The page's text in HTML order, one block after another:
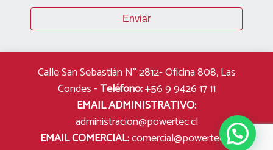
Calle San Sebastián N° 2812- Oficina 808, Las
Condes-Teléfono:+56 9 9426 17 11
EMAIL ADMINISTRATIVO:
administracion@powertec.cl
EMAIL COMERCIAL:comercial@powertec.cl